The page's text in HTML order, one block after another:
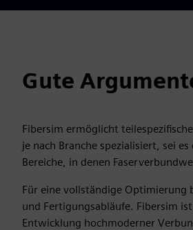
Gute
Fibersim ermöglicht
je nach Branche spezialisiert, sei
Bereiche, in denen
Für eine vollständige
und Fertigungsabläufe. Fibersim
Entwicklung hochmoderner